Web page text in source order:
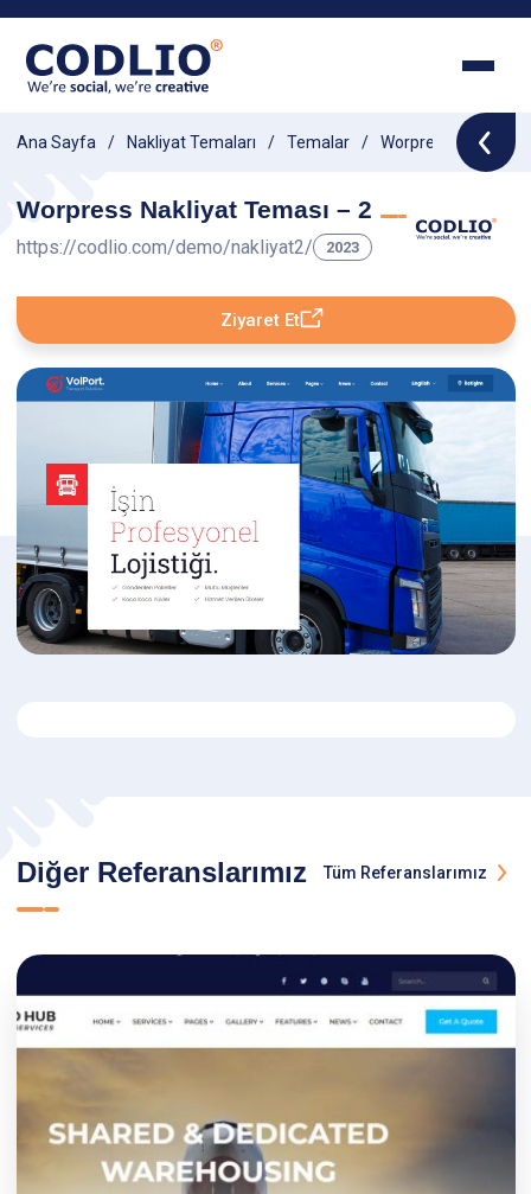
Ana Sayfa Nakliyat Temaları Temalar Worpress Nakliyat
Worpress Nakliyat Teması – 2
https://codlio.com/demo/nakliyat2/ 2023
Ziyaret Et
Diğer Referanslarımız Tüm Referanslarımız